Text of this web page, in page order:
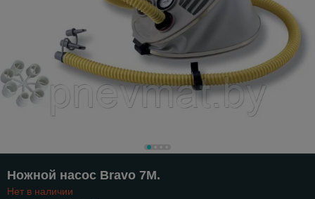
Ножной насос Bravo 7М.
Нет в наличии